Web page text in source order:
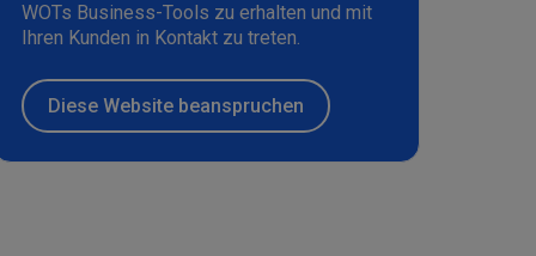
WOTs Business-Tools zu erhalten und mit
Ihren Kunden in Kontakt zu treten.
Diese Website beanspruchen